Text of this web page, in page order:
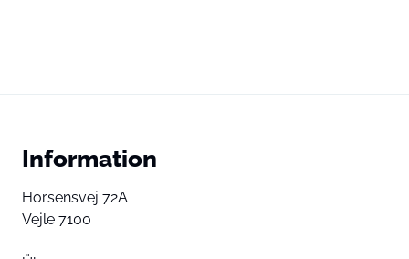
Information
Horsensvej 72A
Vejle 7100